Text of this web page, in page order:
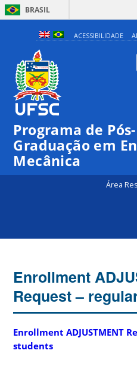
BRASIL
ACESSIBILIDADE
Programa de Pós-
Graduação em
Mecânica
Área
Enrollment
Request –
Enrollment ADJUSTMENT
students